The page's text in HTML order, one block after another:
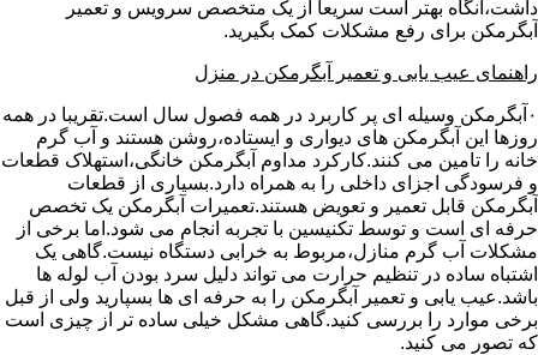
داشت،آنگاه بهتر است سریعا از یک متخصص سرویس و تعمیر
آبگرمکن برای رفع مشکلات کمک بگیرید.
راهنمای عیب یابی و تعمیر آبگرمکن در منزل
۰آبگرمکن وسیله ای پر کاربرد در همه فصول سال است.تقریبا در همه
روزها این آبگرمکن های دیواری و ایستاده،روشن هستند و آب گرم
خانه را تامین می کنند.کارکرد مداوم آبگرمکن خانگی،استهلاک قطعات
و فرسودگی اجزای داخلی را به همراه دارد.بسیاری از قطعات
آبگرمکن قابل تعمیر و تعویض هستند.تعمیرات آبگرمکن یک تخصص
حرفه ای است و توسط تکنیسین با تجربه انجام می شود.اما برخی از
مشکلات آب گرم منازل،مربوط به خرابی دستگاه نیست.گاهی یک
اشتباه ساده در تنظیم حرارت می تواند دلیل سرد بودن آب لوله ها
باشد.عیب یابی و تعمیر آبگرمکن را به حرفه ای ها بسپارید ولی از قبل
برخی موارد را بررسی کنید.گاهی مشکل خیلی ساده تر از چیزی است
که تصور می کنید.